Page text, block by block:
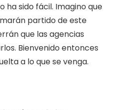
ha sido fácil. Imagino que
partido de este
que las agencias
Bienvenido entonces
a lo que se venga.